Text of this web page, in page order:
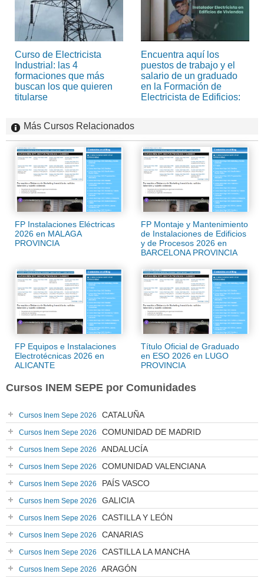
Curso de Electricista
Industrial: las 4
formaciones que más
buscan los que quieren
titularse
Encuentra aquí los
puestos de trabajo y el
salario de un graduado
en la Formación de
Electricista de Edificios:
Más Cursos Relacionados
FP Instalaciones Eléctricas
2026 en MALAGA
PROVINCIA
FP Montaje y Mantenimiento
de Instalaciones de Edificios
y de Procesos 2026 en
BARCELONA PROVINCIA
FP Equipos e Instalaciones
Electrotécnicas 2026 en
ALICANTE
Título Oficial de Graduado
en ESO 2026 en LUGO
PROVINCIA
Cursos INEM SEPE por Comunidades
Cursos Inem Sepe 2026 CATALUÑA
Cursos Inem Sepe 2026 COMUNIDAD DE MADRID
Cursos Inem Sepe 2026 ANDALUCÍA
Cursos Inem Sepe 2026 COMUNIDAD VALENCIANA
Cursos Inem Sepe 2026 PAÍS VASCO
Cursos Inem Sepe 2026 GALICIA
Cursos Inem Sepe 2026 CASTILLA Y LEÓN
Cursos Inem Sepe 2026 CANARIAS
Cursos Inem Sepe 2026 CASTILLA LA MANCHA
Cursos Inem Sepe 2026 ARAGÓN